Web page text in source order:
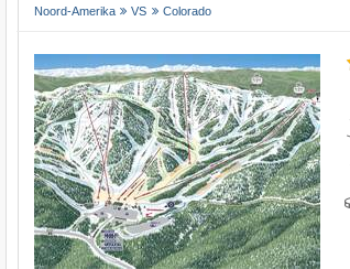
Noord-Amerika VS Colorado